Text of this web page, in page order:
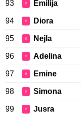
93 ♀ Emilija
94 ♀ Diora
95 ♀ Nejla
96 ♀ Adelina
97 ♀ Emine
98 ♀ Simona
99 ♀ Jusra